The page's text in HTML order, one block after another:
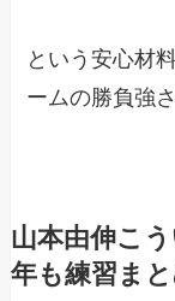
という安心材
ームの勝負強
山本由伸こ
年も練習ま